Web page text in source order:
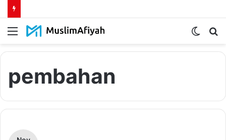
Menu
Switch
pembahan